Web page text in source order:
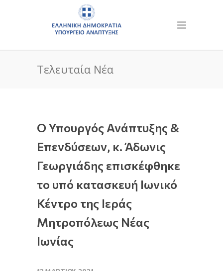
Τελευταία Νέα
Ο Υπουργός Ανάπτυξης &
Επενδύσεων, κ. Άδωνις
Γεωργιάδης επισκέφθηκε
το υπό κατασκευή Ιωνικό
Κέντρο της Ιεράς
Μητροπόλεως Νέας
Ιωνίας